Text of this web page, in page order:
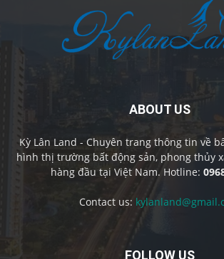
ABOUT US
Kỳ Lân Land - Chuyên trang thông tin về
hình thị trường bất động sản, phong thủy
hàng đầu tại Việt Nam. Hotline:
Contact us:
FOLLOW US